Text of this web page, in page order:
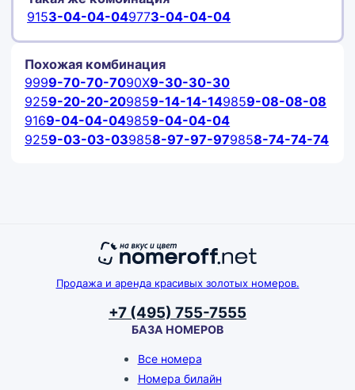
9153-04-04-049773-04-04-04
Похожая комбинация
9999-70-70-7090X9-30-30-30
9259-20-20-209859-14-14-149859-08-08-08
9169-04-04-049859-04-04-04
9259-03-03-039858-97-97-979858-74-74-74
Продажа и аренда красивых золотых номеров.
+7 (495) 755-7555
БАЗА НОМЕРОВ
Все номера
Номера билайн